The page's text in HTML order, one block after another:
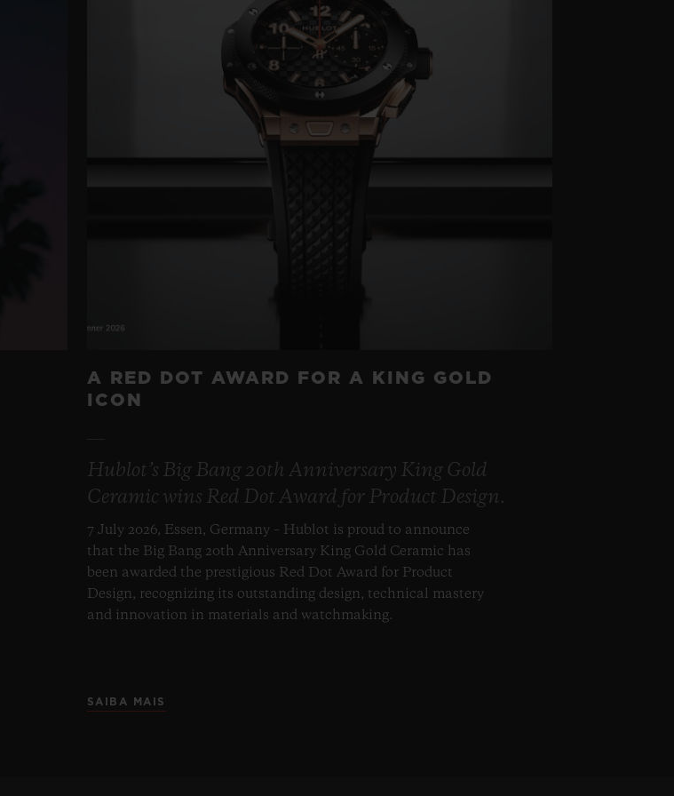
A RED DOT AWARD FOR A KING GOLD
ICON
Hublot’s Big Bang 20th Anniversary King Gold
Ceramic wins Red Dot Award for Product Design.
7 July 2026, Essen, Germany – Hublot is proud to announce
that the Big Bang 20th Anniversary King Gold Ceramic has
been awarded the prestigious Red Dot Award for Product
Design, recognizing its outstanding design, technical mastery
and innovation in materials and watchmaking.
SAIBA MAIS